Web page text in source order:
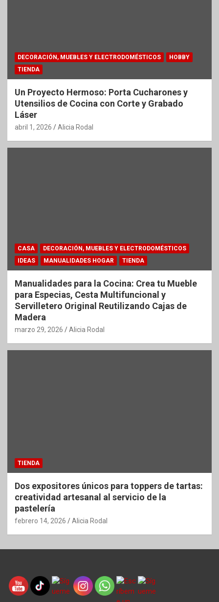
DECORACIÓN, MUEBLES Y ELECTRODOMÉSTICOS
HOBBY
TIENDA
Un Proyecto Hermoso: Porta Cucharones y
Utensilios de Cocina con Corte y Grabado
Láser
abril 1, 2026 Alicia Rodal
CASA
DECORACIÓN, MUEBLES Y ELECTRODOMÉSTICOS
IDEAS
MANUALIDADES HOGAR TIENDA
Manualidades para la Cocina: Crea tu Mueble
para Especias, Cesta Multifuncional y
Servilletero Original Reutilizando Cajas de
Madera
marzo 29, 2026 Alicia Rodal
TIENDA
Dos expositores únicos para toppers de tartas:
creatividad artesanal al servicio de la
pastelería
febrero 14, 2026 Alicia Rodal